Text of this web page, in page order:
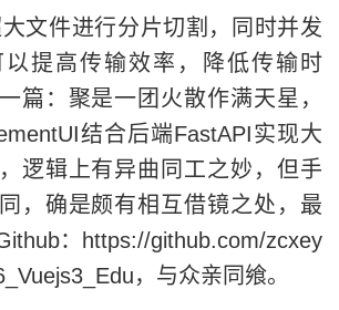
if
'add' == action:
if job_id not in
job_ids
.append
scheduler
. add_job
self
.write(
else:
self
.write(
# remove
'remove' == action :
if job_id in job_ids
文件进行分片切割，同时并发
提高传输效率，降低传输时
篇： 聚是一团火散作满天星，
结合后端FastAPI实现大
，逻辑上有异曲同工之妙，但手
，确是颇有相互借镜之处，最
：https://github.com/zcxey
，与众亲同飨。